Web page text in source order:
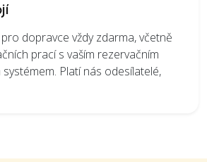
dopravce vždy zdarma, včetně
prací s vaším rezervačním
Platí nás odesílatelé,